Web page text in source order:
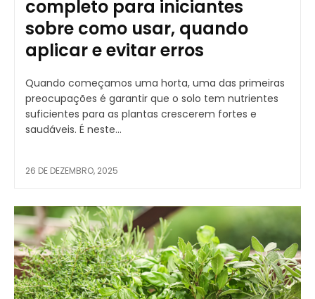
completo para iniciantes
sobre como usar, quando
aplicar e evitar erros
Quando começamos uma horta, uma das primeiras
preocupações é garantir que o solo tem nutrientes
suficientes para as plantas crescerem fortes e
saudáveis. É neste...
26 DE DEZEMBRO, 2025